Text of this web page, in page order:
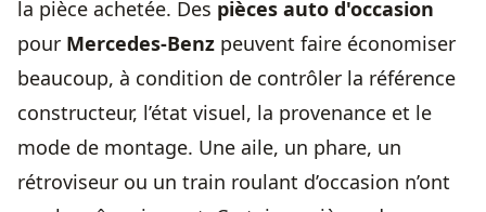
la pièce achetée. Des pièces auto d'occasion
pour Mercedes-Benz peuvent faire économiser
beaucoup, à condition de contrôler la référence
constructeur, l’état visuel, la provenance et le
mode de montage. Une aile, un phare, un
rétroviseur ou un train roulant d’occasion n’ont